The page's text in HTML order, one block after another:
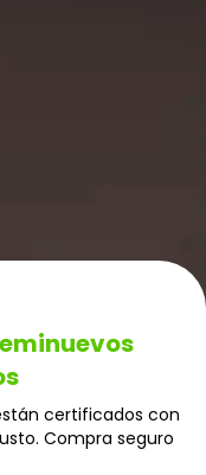
certificados con
Compra seguro